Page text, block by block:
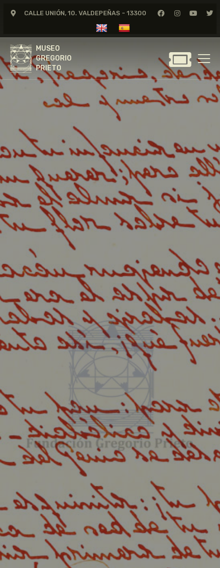
CALLE UNIÓN, 10. VALDEPEÑAS - 13300
MUSEO
GREGORIO
PRIETO
MUSEO
GREGORIO
GREGORIO PRIETO
MUSEO
CERTAMEN DE DIBUJO
FUNDACIÓN
TIENDA
NOTICIAS